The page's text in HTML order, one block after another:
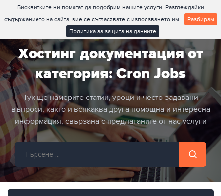
Бисквитките ни помагат да подобрим нашите услуги. Разглеждайки
съдържанието на сайта, вие се съгласявате с използването им.
Разбирам
Политика за защита на данните
Хостинг документация от
категория: Cron Jobs
Тук ще намерите статии, уроци и често задавани
въпроси, както и всякаква друга помощна и интересна
информация, свързана с предлаганите от нас услуги